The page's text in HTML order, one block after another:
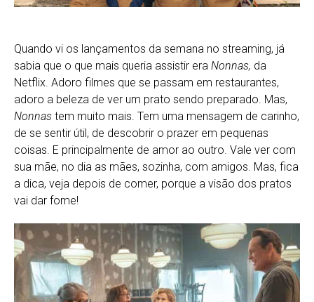
Quando vi os lançamentos da semana no streaming, já
sabia que o que mais queria assistir era Nonnas, da
Netflix. Adoro filmes que se passam em restaurantes,
adoro a beleza de ver um prato sendo preparado. Mas,
Nonnas tem muito mais. Tem uma mensagem de carinho,
de se sentir útil, de descobrir o prazer em pequenas
coisas. E principalmente de amor ao outro. Vale ver com
sua mãe, no dia as mães, sozinha, com amigos. Mas, fica
a dica, veja depois de comer, porque a visão dos pratos
vai dar fome!